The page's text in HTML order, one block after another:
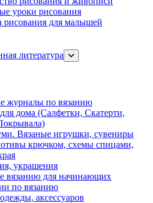
уроки рисования
для малышей
литература
журналы по вязанию
дома (Салфетки, Скатерти,
Вязаные игрушки, сувениры
крючком, схемы спицами,
украшения
вязанию для начинающих
по вязанию
аксессуаров